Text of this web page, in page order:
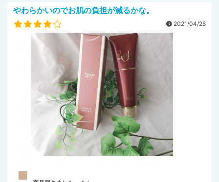
やわらかいのでお肌の負担が減るかな。
2021/04/28